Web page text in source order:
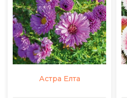
Астра Елта